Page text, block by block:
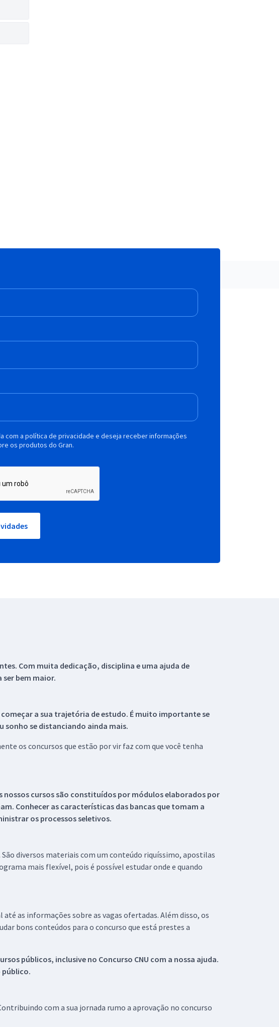
com a política de privacidade e deseja receber informações
os produtos do Gran.
Com muita dedicação, disciplina e uma ajuda de
ser bem maior.
a sua trajetória de estudo. É muito importante se
sonho se distanciando ainda mais.
os concursos que estão por vir faz com que você tenha
nossos cursos são constituídos por módulos elaborados por
Conhecer as características das bancas que tomam a
os processos seletivos.
diversos materiais com um conteúdo riquíssimo, apostilas
mais flexível, pois é possível estudar onde e quando
as informações sobre as vagas ofertadas. Além disso, os
bons conteúdos para o concurso que está prestes a
públicos, inclusive no Concurso CNU com a nossa ajuda.
público.
com a sua jornada rumo a aprovação no concurso